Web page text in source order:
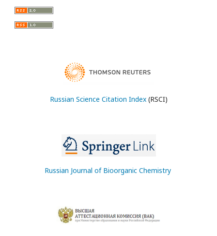
Russian Science Citation Index(RSCI)
Russian Journal of Bioorganic Chemistry